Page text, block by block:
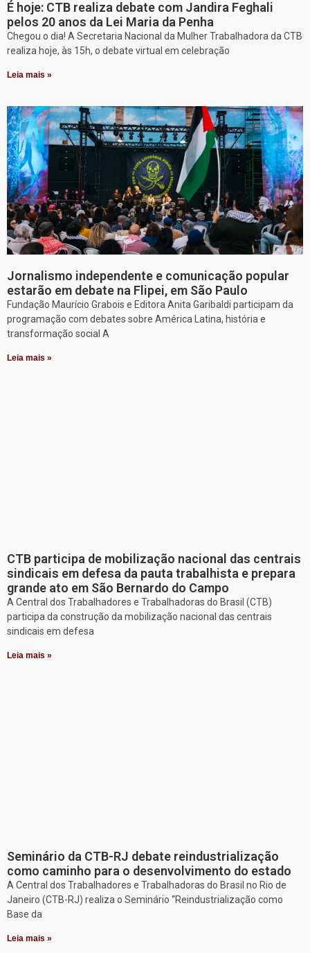
É hoje: CTB realiza debate com Jandira Feghali
pelos 20 anos da Lei Maria da Penha
Chegou o dia! A Secretaria Nacional da Mulher Trabalhadora da CTB
realiza hoje, às 15h, o debate virtual em celebração
Leia mais »
Jornalismo independente e comunicação popular
estarão em debate na Flipei, em São Paulo
Fundação Maurício Grabois e Editora Anita Garibaldi participam da
programação com debates sobre América Latina, história e
transformação social A
Leia mais »
CTB participa de mobilização nacional das centrais
sindicais em defesa da pauta trabalhista e prepara
grande ato em São Bernardo do Campo
A Central dos Trabalhadores e Trabalhadoras do Brasil (CTB)
participa da construção da mobilização nacional das centrais
sindicais em defesa
Leia mais »
Seminário da CTB-RJ debate reindustrialização
como caminho para o desenvolvimento do estado
A Central dos Trabalhadores e Trabalhadoras do Brasil no Rio de
Janeiro (CTB-RJ) realiza o Seminário “Reindustrialização como
Base da
Leia mais »